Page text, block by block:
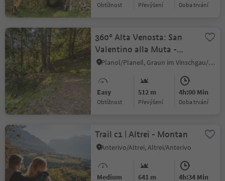
Obtížnost Převýšení doba trvání
360° Alta Venosta: San
Valentino alla Muta -
Planol
Planol/Planeil, Graun im Vinschgau/Curon Venosta, Vinschgau/Val Venosta
Easy
Obtížnost
512 m
Převýšení
4h:00 Min
doba trvání
Trail c1 | Altrei - Montan
Anterivo/Altrei, Altrei/Anterivo
Medium 641 m 4h:34 Min